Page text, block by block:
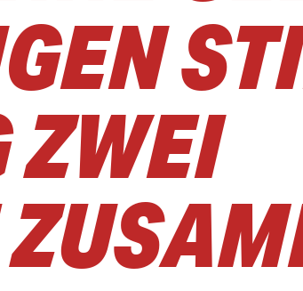
F